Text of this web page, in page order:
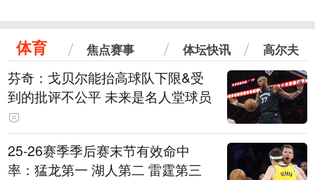
体育 焦点赛事 体坛快讯 高尔夫
芬奇：戈贝尔能抬高球队下限&受
到的批评不公平 未来是名人堂球员
25-26赛季季后赛末节有效命中
率：猛龙第一 湖人第二 雷霆第三